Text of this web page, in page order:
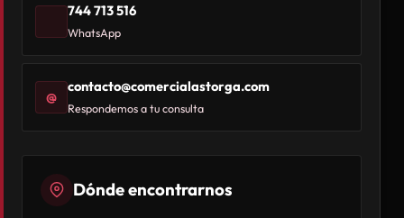
744 713 516
WhatsApp
@
contacto@comercialastorga.com
Respondemos a tu consulta
Dónde encontrarnos